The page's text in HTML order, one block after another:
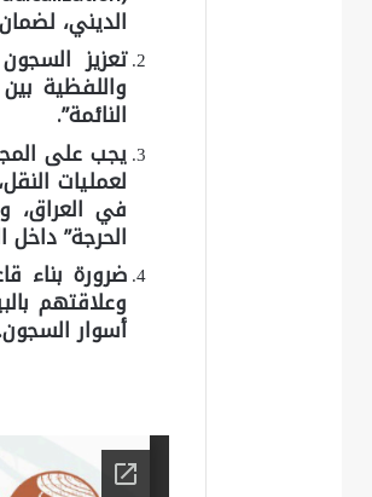
الديني،
تعزيز
واللفظية
النائمة”.
يجب على
لعمليات
في العراق،
الحرجة”
ضرورة بناء
وعلاقتهم
أسوار السجون.